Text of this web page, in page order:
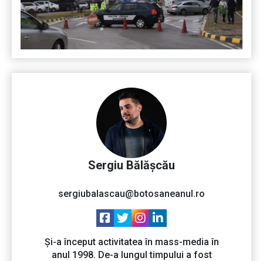
Sergiu Bălășcău
sergiubalascau@botosaneanul.ro
Și-a început activitatea în mass-media în
anul 1998. De-a lungul timpului a fost